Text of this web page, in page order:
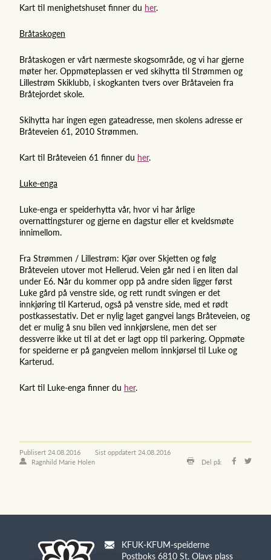
Kart til menighetshuset finner du her.
Bråtaskogen
Bråtaskogen er vårt nærmeste skogsområde, og vi har gjerne
møter her. Oppmøteplassen er ved skihytta til Strømmen og
Lillestrøm Skiklubb, i skogkanten tvers over Bråtaveien fra
Bråtejordet skole.
Skihytta har ingen egen gateadresse, men skolens adresse er
Bråteveien 61, 2010 Strømmen.
Kart til Bråteveien 61 finner du her.
Luke-enga
Luke-enga er speiderhytta vår, hvor vi har årlige
overnattingsturer og gjerne en dagstur eller et kveldsmøte
innimellom.
Fra Strømmen / Lillestrøm: Kjør over Skjetten og følg
Bråteveien utover mot Hellerud. Veien går ned i en liten dal
under E6. Når du kommer opp på andre siden ligger først
Luke gård på venstre side, og rett rundt svingen er det
innkjøring til Karterud, også på venstre side, med et rødt
postkassestativ. Det er nylig laget gangvei langs Bråteveien, og
det er mulig å snu bilen ved innkjørslene, men det ser
dessverre ikke ut til at det er lagt opp til parkering. Oppmøte
for speiderne er på gangveien mellom innkjørsel til Luke og
Karterud.
Kart til Luke-enga finner du her.
Publisert 24.08.2016 Sist oppdatert 24.08.2016
Ragnhild Marie Holen
Del på:
KFUK-KFUM-speiderne
Postboks 6810 St. Olavs plass